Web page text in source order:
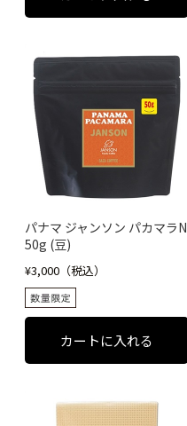
パナマ ジャンソン パカマラN
50g (豆)
¥3,000（税込）